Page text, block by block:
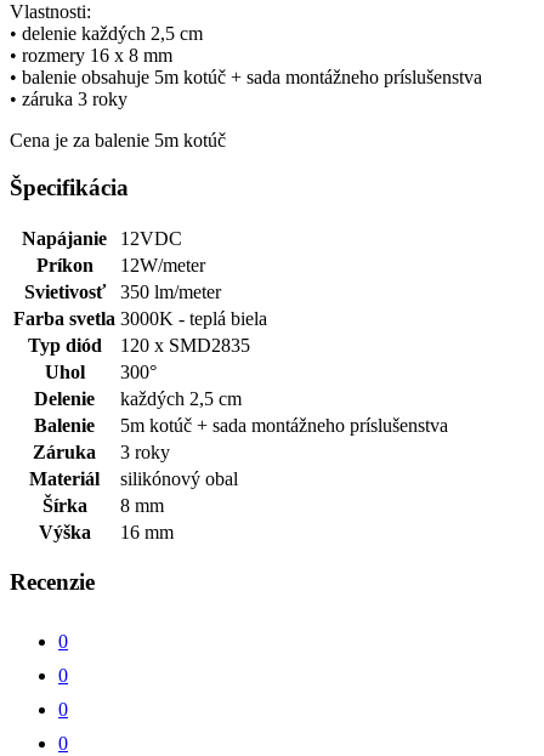
Vlastnosti:
• delenie každých 2,5 cm
• rozmery 16 x 8 mm
• balenie obsahuje 5m kotúč + sada montážneho príslušenstva
• záruka 3 roky
Cena je za balenie 5m kotúč
Špecifikácia
Napájanie
12VDC
Príkon
12W/meter
Svietivosť
350 lm/meter
Farba svetla 3000K - teplá biela
Typ diód
120 x SMD2835
Uhol
300°
Delenie
každých 2,5 cm
Balenie
5m kotúč + sada montážneho príslušenstva
Záruka
3 roky
Materiál
silikónový obal
Šírka
8 mm
Výška
16 mm
Recenzie
0
0
0
0